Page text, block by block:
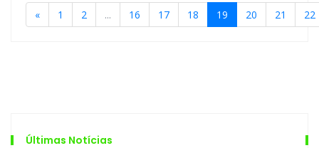
« 1 2 ... 16 17 18 19 20 21 22
Últimas Notícias